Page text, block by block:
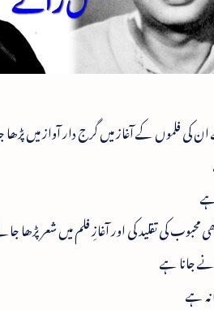
فلموں کے آغاز میں گرج دار آواز میں
کی تقلید کی اور آغازِ فلم میں شعر پڑھا
جانا ہے
ہے